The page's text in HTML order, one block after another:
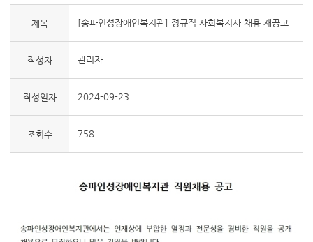
제목 [송파인성장애인복지관] 정규직 사회복지사 채용 재공고
작성자 관리자
작성일자 2024-09-23
조회수 758